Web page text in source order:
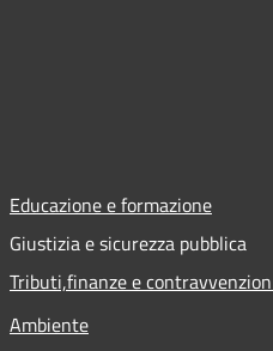
Educazione e formazione
Giustizia e sicurezza pubblica
Tributi,finanze e
Ambiente